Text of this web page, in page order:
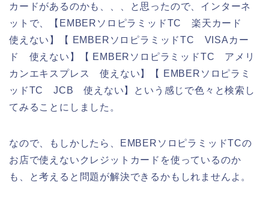
カードがあるのかも、、、と思ったので、インターネ
ットで、【EMBERソロピラミッドTC 楽天カード
使えない】【 EMBERソロピラミッドTC VISAカー
ド 使えない】【 EMBERソロピラミッドTC アメリ
カンエキスプレス 使えない】【 EMBERソロピラミ
ッドTC JCB 使えない】という感じで色々と検索し
てみることにしました。
なので、もしかしたら、EMBERソロピラミッドTCの
お店で使えないクレジットカードを使っているのか
も、と考えると問題が解決できるかもしれませんよ。